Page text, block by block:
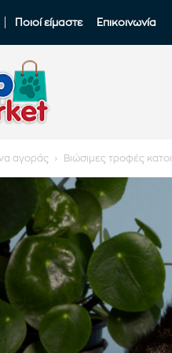
Ποιοί είμαστε Επικοινωνία
αγοράς Βιώσιμες τροφές